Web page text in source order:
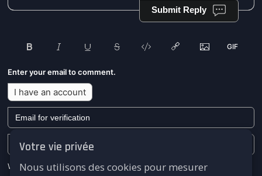
Votre vie privée
Nous utilisons des cookies pour mesurer
Submit Reply
Enter your email to comment.
I have an account
We won't send you any marketing or solicitation emails.